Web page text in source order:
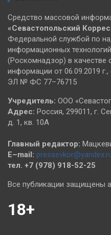
Средство массовой
«Севастопольский
Федеральной службой по
информационных
(Роскомнадзор) в качестве
информации от 06.09.2019
ЭЛ № ФС 77–76715
Учредитель: ООО
Адрес: Россия, 299011, г.
д. 1, кв. 10А
Главный редактор:
E–mail:
тел. +7 (978) 918-52-25
Все публикации защищены
18+